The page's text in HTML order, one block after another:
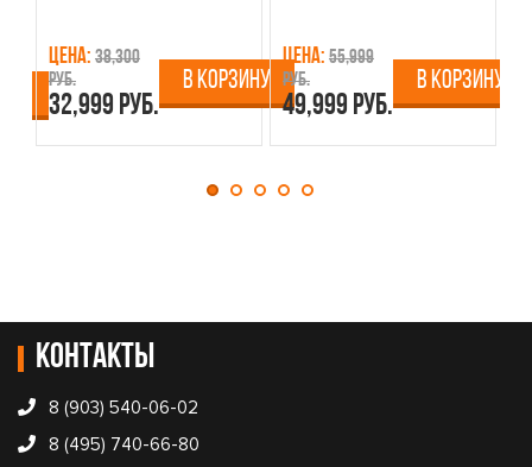
Цена: 38,300
руб.
32,999 руб.
В КОРЗИНУ
Цена: 55,999
руб.
49,999 руб.
В КОРЗИНУ
Контакты
8 (903) 540-06-02
8 (495) 740-66-80